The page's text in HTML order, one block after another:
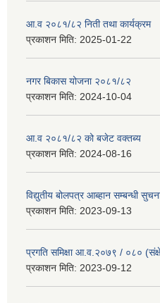
आ.व २०८१/८२ निती तथा कार्यक्रम
प्रकाशन मिति: 2025-01-22
नगर बिकास योजना २०८१/८२
प्रकाशन मिति: 2024-10-04
आ.व २०८१/८२ को बजेट वक्तब्य
प्रकाशन मिति: 2024-08-16
विद्युतीय बोलपत्र आब्हान सम्बन्धी
प्रकाशन मिति: 2023-09-13
प्रगति समिक्षा आ.व.२०७९ / ०८०
प्रकाशन मिति: 2023-09-12